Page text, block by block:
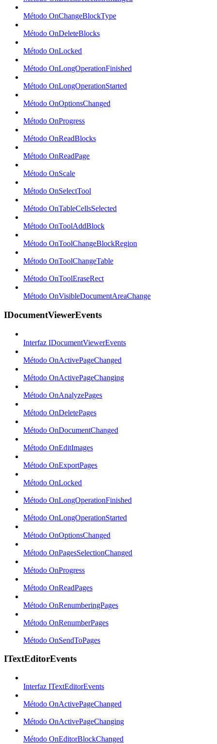
Método OnChangeBlockType
Método OnDeleteBlocks
Método OnLocked
Método OnLongOperationFinished
Método OnLongOperationStarted
Método OnOptionsChanged
Método OnProgress
Método OnReadBlocks
Método OnReadPage
Método OnScale
Método OnSelectTool
Método OnTableCellsSelected
Método OnToolAddBlock
Método OnToolChangeBlockRegion
Método OnToolChangeTable
Método OnToolEraseRect
Método OnVisibleDocumentAreaChange
IDocumentViewerEvents
Interfaz IDocumentViewerEvents
Método OnActivePageChanged
Método OnActivePageChanging
Método OnAnalyzePages
Método OnDeletePages
Método OnDocumentChanged
Método OnEditImages
Método OnExportPages
Método OnLocked
Método OnLongOperationFinished
Método OnLongOperationStarted
Método OnOptionsChanged
Método OnPagesSelectionChanged
Método OnProgress
Método OnReadPages
Método OnRenumberingPages
Método OnRenumberPages
Método OnSendToPages
ITextEditorEvents
Interfaz ITextEditorEvents
Método OnActivePageChanged
Método OnActivePageChanging
Método OnEditorBlockChanged